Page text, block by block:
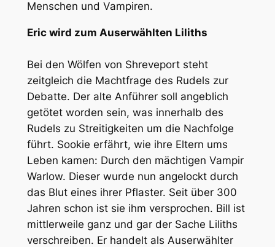
Menschen und Vampiren.
Eric wird zum Auserwählten Liliths
Bei den Wölfen von Shreveport steht
zeitgleich die Machtfrage des Rudels zur
Debatte. Der alte Anführer soll angeblich
getötet worden sein, was innerhalb des
Rudels zu Streitigkeiten um die Nachfolge
führt. Sookie erfährt, wie ihre Eltern ums
Leben kamen: Durch den mächtigen Vampir
Warlow. Dieser wurde nun angelockt durch
das Blut eines ihrer Pflaster. Seit über 300
Jahren schon ist sie ihm versprochen. Bill ist
mittlerweile ganz und gar der Sache Liliths
verschreiben. Er handelt als Auserwählter